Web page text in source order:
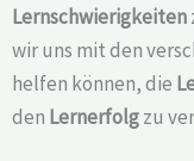
Lernschwierigkeiten
wir uns mit den
helfen können, die
den Lernerfolgzu